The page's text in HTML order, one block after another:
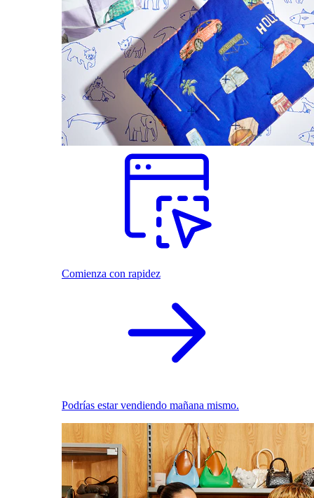
Comienza con rapidez
Podrías estar vendiendo mañana mismo.